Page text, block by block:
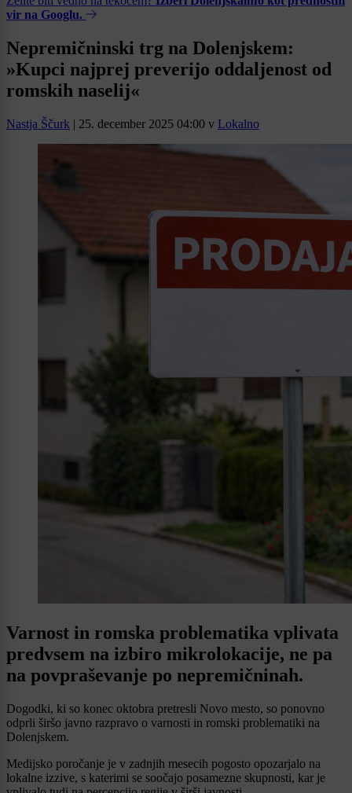
vir na Googlu.
Nepremičninski trg na Dolenjskem:
»Kupci najprej preverijo oddaljenost od
romskih naselij«
Nastja Ščurk | 25. december 2025 04:00 v Lokalno
Varnost in romska problematika vplivata
predvsem na izbiro mikrolokacije, ne pa
na povpraševanje po nepremičninah.
Dogodki, ki so konec oktobra pretresli Novo mesto, so ponovno
odprli širšo javno razpravo o varnosti in romski problematiki na
Dolenjskem.
Medijsko poročanje je v zadnjih mesecih pogosto opozarjalo na
lokalne izzive, s katerimi se soočajo posamezne skupnosti, kar je